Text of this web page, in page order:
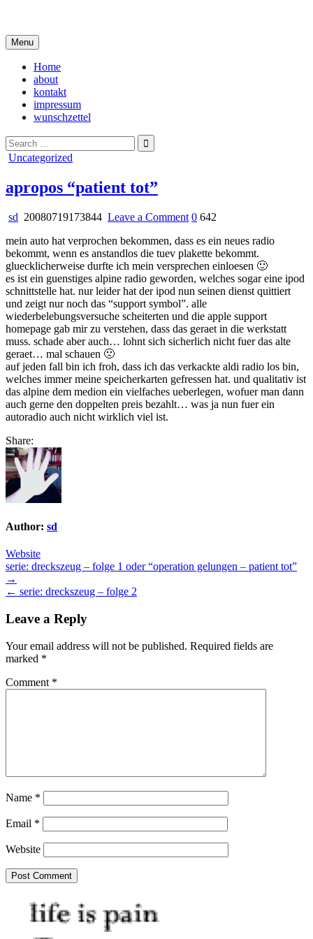
content
Menu
Home
about
kontakt
impressum
wunschzettel
Search
for:
Posted
Uncategorized
apropos “patient tot”
sd 20080719173844 Leave a Commenton
“patient
tot”
0 642
mein auto hat verprochen bekommen, dass es ein neues radio
bekommt, wenn es anstandlos die tuev plakette bekommt.
gluecklicherweise durfte ich mein versprechen einloesen 🙂
es ist ein guenstiges alpine radio geworden, welches sogar eine ipod
schnittstelle hat. nur leider hat der ipod nun seinen dienst quittiert
und zeigt nur noch das “support symbol”. alle
wiederbelebungsversuche scheiterten und die apple support
homepage gab mir zu verstehen, dass das geraet in die werkstatt
muss. schade aber auch… lohnt sich sicherlich nicht fuer das alte
geraet… mal schauen 🙁
auf jeden fall bin ich froh, dass ich das verkackte aldi radio los bin,
welches immer meine speicherkarten gefressen hat. und qualitativ ist
das alpine dem medion ein vielfaches ueberlegen, wofuer man dann
auch gerne den doppelten preis bezahlt… was ja nun fuer ein
autoradio auch nicht wirklich viel ist.
Share:
Author: sd
Website
Post
navigation
serie: dreckszeug – folge 1 oder “operation gelungen – patient tot”
→
← serie: dreckszeug – folge 2
Leave a Reply
Your email address will not be published. Required fields are
marked *
Comment *
Name *
Email *
Website